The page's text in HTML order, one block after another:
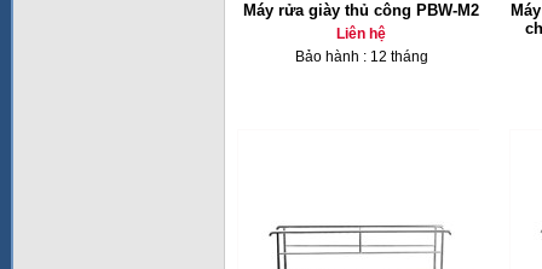
Máy rửa giày thủ công PBW-M2
Liên hệ
Bảo hành : 12 tháng